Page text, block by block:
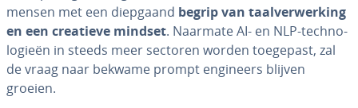
mensen met een diepgaand begrip van taal­ver­wer­king
en een creatieve mindset. Naarmate AI- en NLP-tech­no­
lo­gie­ën in steeds meer sectoren worden toegepast, zal
de vraag naar bekwame prompt engineers blijven
groeien.